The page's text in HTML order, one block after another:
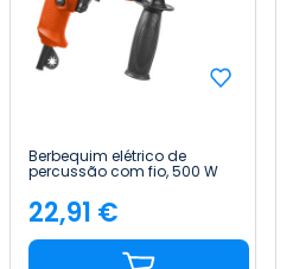
Berbequim elétrico de
percussão com fio, 500 W
7house
Preço
22,91 €